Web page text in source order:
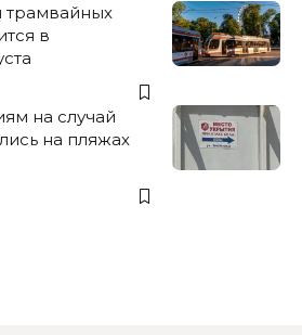
трамвайных
в
на случай
на пляжах